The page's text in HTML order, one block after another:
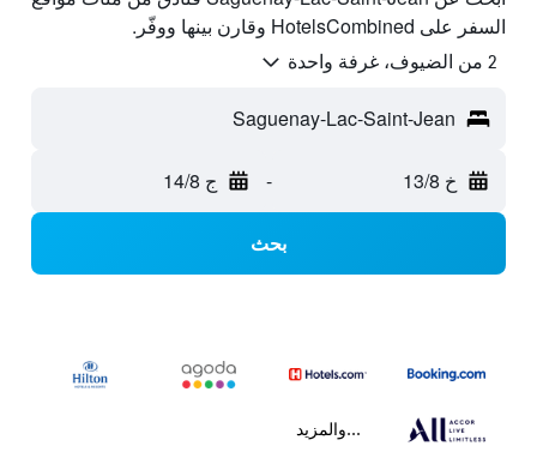
السفر على HotelsCombined وقارن بينها ووفّر.
2 من الضيوف، غرفة واحدة
Saguenay-Lac-Saint-Jean
خ 13/8 - ج 14/8
بحث
...والمزيد